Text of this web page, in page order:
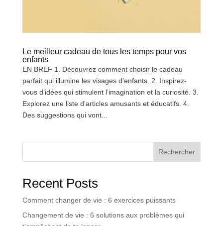
Le meilleur cadeau de tous les temps pour vos
enfants
EN BREF 1. Découvrez comment choisir le cadeau
parfait qui illumine les visages d’enfants. 2. Inspirez-
vous d’idées qui stimulent l’imagination et la curiosité. 3.
Explorez une liste d’articles amusants et éducatifs. 4.
Des suggestions qui vont...
Rechercher
Recent Posts
Comment changer de vie : 6 exercices puissants
Changement de vie : 6 solutions aux problèmes qui